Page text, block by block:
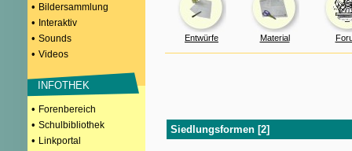
• Bildersammlung
• Interaktiv
• Sounds
• Videos
INFOTHEK
• Forenbereich
• Schulbibliothek
• Linkportal
Entwürfe Material
Siedlungsformen [2]